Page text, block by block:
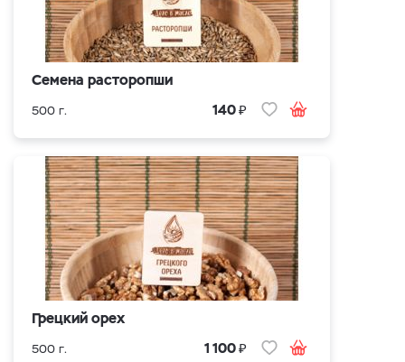
Семена расторопши
500 г. 140₽
Грецкий орех
500 г. 1 100₽